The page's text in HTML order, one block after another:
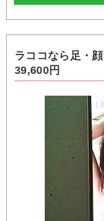
ラココなら足・
39,600円